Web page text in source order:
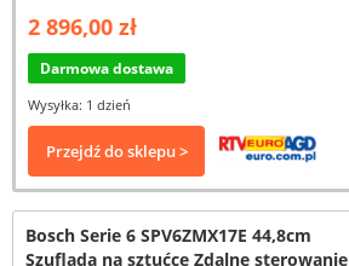
2 896,00 zł
Darmowa dostawa
Wysyłka: 1 dzień
Przejdź do sklepu >
Bosch Serie 6 SPV6ZMX17E 44,8cm
Szuflada na sztućce Zdalne sterowanie